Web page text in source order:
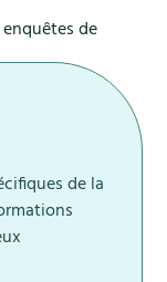
de
de la